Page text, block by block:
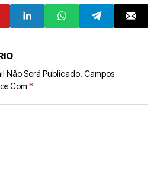
com
Ambições do
MMORPG
Ocultista
Não Será Publicado. Campos
Com *